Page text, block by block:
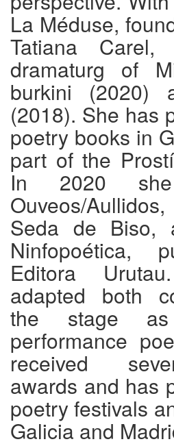
La Méduse,
Tatiana
dramaturg of
burkini (2020)
(2018). She has
poetry books in
part of the
In 2020 she
Ouveos/
Seda de Biso,
Ninfopoética,
Editora
adapted both
the stage
performance
received
awards and has
poetry festivals
Galicia and